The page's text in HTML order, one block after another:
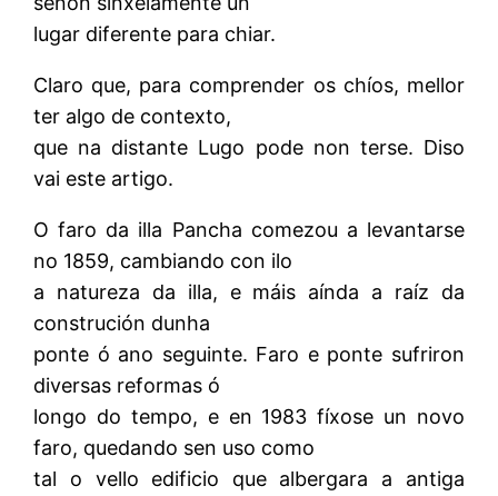
lugar diferente para chiar.
Claro que, para comprender os chíos, mellor
ter algo de contexto,
que na distante Lugo pode non terse. Diso
vai este artigo.
O faro da illa Pancha comezou a levantarse
no 1859, cambiando con ilo
a natureza da illa, e máis aínda a raíz da
construción dunha
ponte ó ano seguinte. Faro e ponte sufriron
diversas reformas ó
longo do tempo, e en 1983 fíxose un novo
faro, quedando sen uso como
tal o vello edificio que albergara a antiga